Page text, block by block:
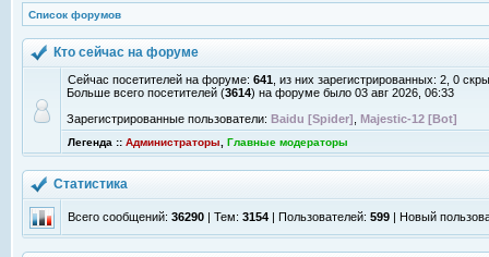
Список форумов
Кто сейчас на форуме
Сейчас посетителей на форуме: 641 , из них зарегистрированных: 2, 0
Больше всего посетителей (3614) на форуме было 03 авг 2026, 06:33
Зарегистрированные пользователи: Baidu [Spider] Majestic-12 [Bot]
Легенда :: Администраторы Главные модераторы
Статистика
Всего сообщений: 36290 | Тем: 3154 | Пользователей: 599 | Новый